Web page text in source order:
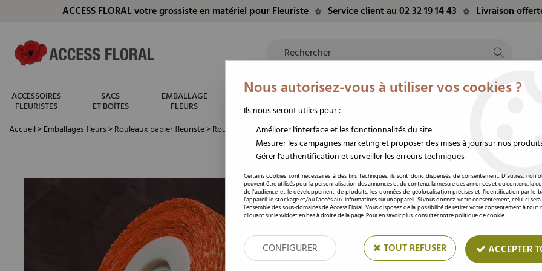
ACCESS FLORAL votre grossiste en matériel pour Fleuriste Service client au 02 32 19 14 43 Livraison
ACCESSOIRES
FLEURISTES
SACS
ET BOÎTES
EMBALLAGE
FLEURS
CONTENANTS
FLEURISTE
EVÈNEMENTS
DU MOMENT
FLEURS/PLANTES DEUIL
Accueil>Emballages fleurs>Rouleaux papier fleuriste>Rouleau fibre déco>Rouleau Fibre Mazzo 60cm x 25m Orange
Rouleau Fibre
Soyez le premier à donner votre
Prix : Connectez-
Réf. :4068013
Fibre
Nous autorisez-vous à utiliser vos cookies ?
Ils nous seront utiles pour :
Améliorer l'interface et les fonctionnalités du site
Mesurer les campagnes marketing et proposer des mises à jour sur nos
Gérer l'authentification et surveiller les erreurs techniques
Certains cookies sont nécessaires à des fins techniques, ils sont donc dispensés de consentement. D'autres, non
peuvent être utilisés pour la personnalisation des annonces et du contenu, la mesure des annonces et du contenu, la
de l'audience et le développement de produits, les données de géolocalisation précises et l'identification par le
l'appareil, le stockage et/ou l'accès aux informations sur un appareil. Si vous donnez votre consentement, celui-ci
l’ensemble des sous-domaines de Access Floral. Vous disposez de la possibilité de retirer votre consentement à tout
cliquant sur le widget en bas à droite de la page. Pour en savoir plus, consulter notre politique de cookie.
CONFIGURER TOUT REFUSER ACCEPTER